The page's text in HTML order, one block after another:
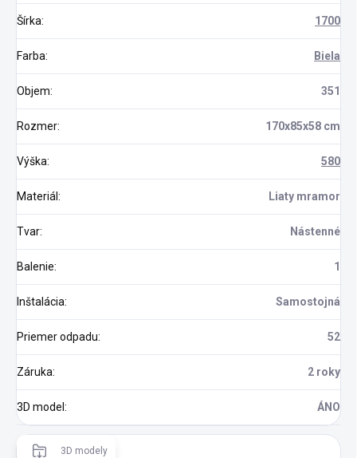
Šírka: 1700
Farba: Biela
Objem: 351
Rozmer: 170x85x58 cm
Výška: 580
Materiál: Liaty mramor
Tvar: Nástenné
Balenie: 1
Inštalácia: Samostojná
Priemer odpadu: 52
Záruka: 2 roky
3D model : ÁNO
3D modely